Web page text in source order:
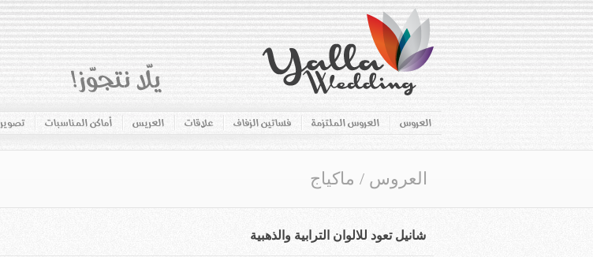
العروس العروس الملتزمة فساتين الزفاف علاقات العريس أماكن المناسبات تصوير
العروس / ماكياج
شانيل تعود للالوان الترابية والذهبية